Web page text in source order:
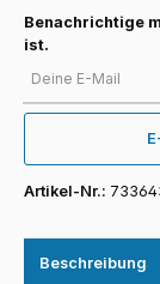
Benachrichtige
ist.
Artikel-Nr.:
Beschreibung